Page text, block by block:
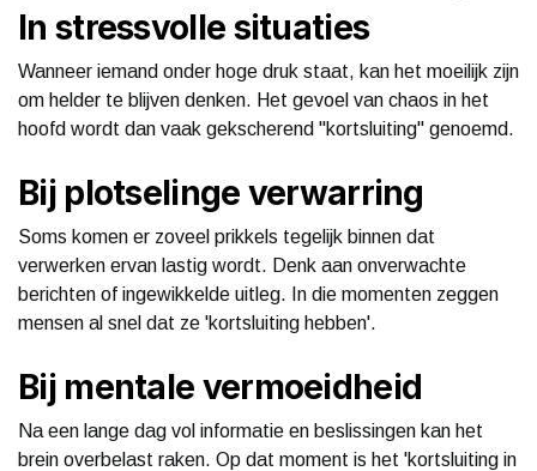
In stressvolle situaties
Wanneer iemand onder hoge druk staat, kan het moeilijk zijn
om helder te blijven denken. Het gevoel van chaos in het
hoofd wordt dan vaak gekscherend ''kortsluiting'' genoemd.
Bij plotselinge verwarring
Soms komen er zoveel prikkels tegelijk binnen dat
verwerken ervan lastig wordt. Denk aan onverwachte
berichten of ingewikkelde uitleg. In die momenten zeggen
mensen al snel dat ze 'kortsluiting hebben'.
Bij mentale vermoeidheid
Na een lange dag vol informatie en beslissingen kan het
brein overbelast raken. Op dat moment is het 'kortsluiting in